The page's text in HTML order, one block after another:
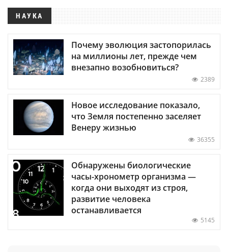
НАУКА
Почему эволюция застопорилась
на миллионы лет, прежде чем
внезапно возобновиться?
2389
Новое исследование показало,
что Земля постепенно заселяет
Венеру жизнью
36355
Обнаружены биологические
часы-хронометр организма —
когда они выходят из строя,
развитие человека
останавливается
5145